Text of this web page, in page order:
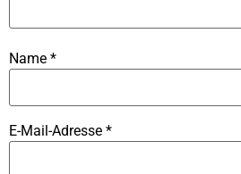
Name *
E-Mail-Adresse *